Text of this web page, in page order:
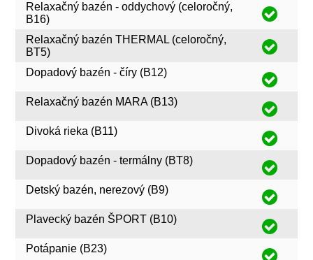
Relaxačný bazén - oddychový (celoročný,
B16)
Relaxačný bazén THERMAL (celoročný,
BT5)
Dopadový bazén - číry (B12)
Relaxačný bazén MARA (B13)
Divoká rieka (B11)
Dopadový bazén - termálny (BT8)
Detský bazén, nerezový (B9)
Plavecký bazén ŠPORT (B10)
Potápanie (B23)